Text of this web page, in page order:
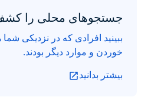
جستجوهای محلی را
ببینید افرادی که در نزدیکی
خوردن و موارد دیگر بودند.
بیشتر بدانید